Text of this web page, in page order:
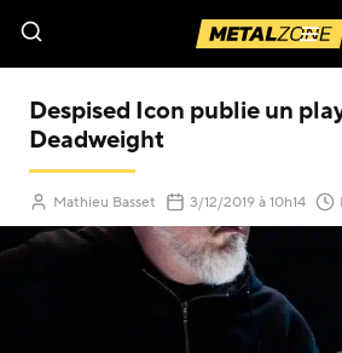
Despised Icon publie un
Deadweight
Mathieu Basset 3/12/2019(Mis à jour le
à 10h14